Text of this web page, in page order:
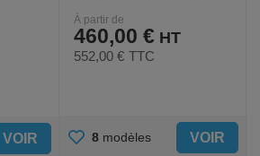
VOIR
À partir de
460,00 €
552,00 € TTC
AJOUTER
8 modèles VOIR